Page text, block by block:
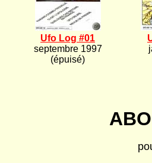
Ufo Log #01
septembre 1997
(épuisé)